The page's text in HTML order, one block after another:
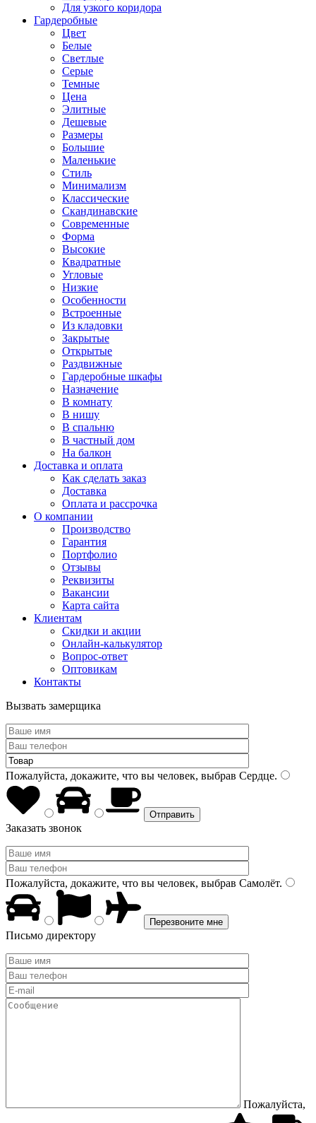
Для узкого коридора
Гардеробные
Цвет
Белые
Светлые
Серые
Темные
Цена
Элитные
Дешевые
Размеры
Большие
Маленькие
Стиль
Минимализм
Классические
Скандинавские
Современные
Форма
Высокие
Квадратные
Угловые
Низкие
Особенности
Встроенные
Из кладовки
Закрытые
Открытые
Раздвижные
Гардеробные шкафы
Назначение
В комнату
В нишу
В спальню
В частный дом
На балкон
Доставка и оплата
Как сделать заказ
Доставка
Оплата и рассрочка
О компании
Производство
Гарантия
Портфолио
Отзывы
Реквизиты
Вакансии
Карта сайта
Клиентам
Скидки и акции
Онлайн-калькулятор
Вопрос-ответ
Оптовикам
Контакты
Вызвать замерщика
Пожалуйста, докажите, что вы человек, выбрав Сердце.
Заказать звонок
Пожалуйста, докажите, что вы человек, выбрав Самолёт.
Письмо директору
Пожалуйста,